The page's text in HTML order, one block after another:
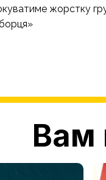
жорстку
Вам